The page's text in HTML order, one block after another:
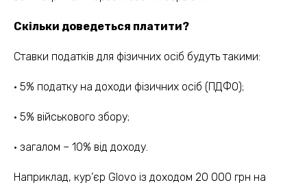
Скільки доведеться платити?
Ставки податків для фізичних осіб будуть такими:
· 5% податку на доходи фізичних осіб (ПДФО);
· 5% військового збору;
· загалом – 10% від доходу.
Наприклад, кур’єр Glovo із доходом 20 000 грн на